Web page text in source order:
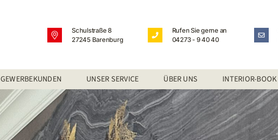
Schulstraße 8
27245 Barenburg
Rufen Sie gerne an
04273 - 9 40 40
GEWERBEKUNDEN UNSER SERVICE ÜBER UNS INTERIOR-BOOK